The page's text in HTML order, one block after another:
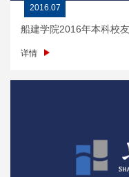
2016.07
船建学院2016年本科校
详情